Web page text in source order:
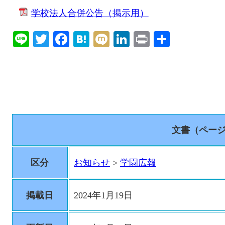
学校法人合併公告（掲示用）
LineTwitterFacebook
HatenaMixiLinkedIn
Print
文書（ペー
区分 お知らせ> 学園広報
掲載日 2024年1月19日